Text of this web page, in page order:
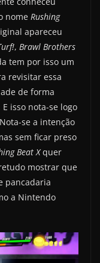
nome Rushing
apareceu
, Brawl Brothers
tem por isso um
revisitar essa
de forma
isso nota-se logo
se a intenção
sem ficar preso
Beat Xquer
mostrar que
pancadaria
a Nintendo